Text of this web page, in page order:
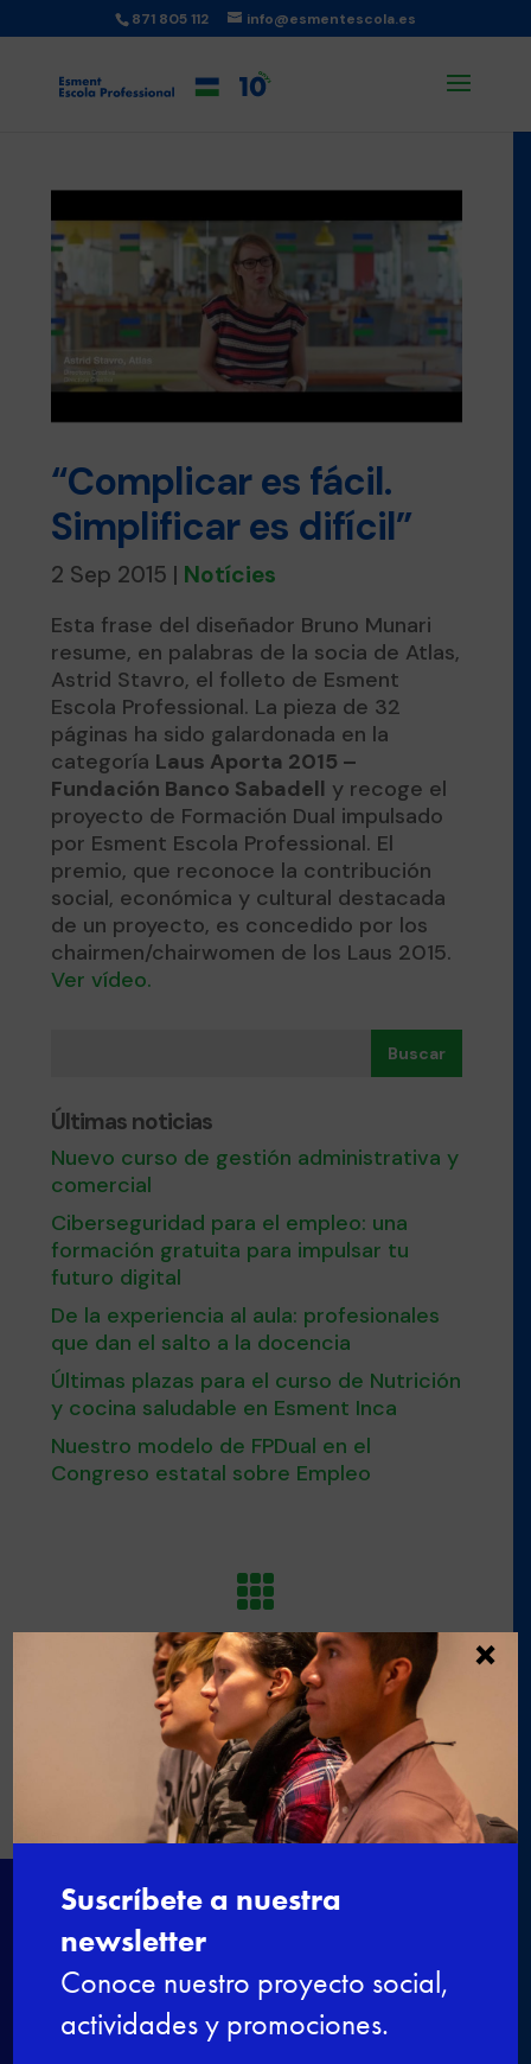
871 805 112 info@esmentescola.es
“Complicar es fácil.
Simplificar es difícil”
2 Sep 2015 | Notícies
Esta frase del diseñador Bruno Munari
resume, en palabras de la socia de Atlas,
Astrid Stavro, el folleto de Esment
Escola Professional. La pieza de 32
páginas ha sido galardonada en la
categoría Laus Aporta 2015 –
Fundación Banco Sabadell y recoge el
proyecto de Formación Dual impulsado
por Esment Escola Professional. El
premio, que reconoce la contribución
social, económica y cultural destacada
de un proyecto, es concedido por los
chairmen/chairwomen de los Laus 2015.
Ver vídeo.
Buscar
Últimas noticias
Nuevo curso de gestión administrativa y
comercial
Ciberseguridad para el empleo: una
formación gratuita para impulsar tu
futuro digital
De la experiencia al aula: profesionales
que dan el salto a la docencia
Últimas plazas para el curso de Nutrición
y cocina saludable en Esment Inca
Nuestro modelo de FPDual en el
Congreso estatal sobre Empleo

Aprendices de Formación dual
nos cuentan sus experiencias
Bienvenida a los futuros
profesionales→
×